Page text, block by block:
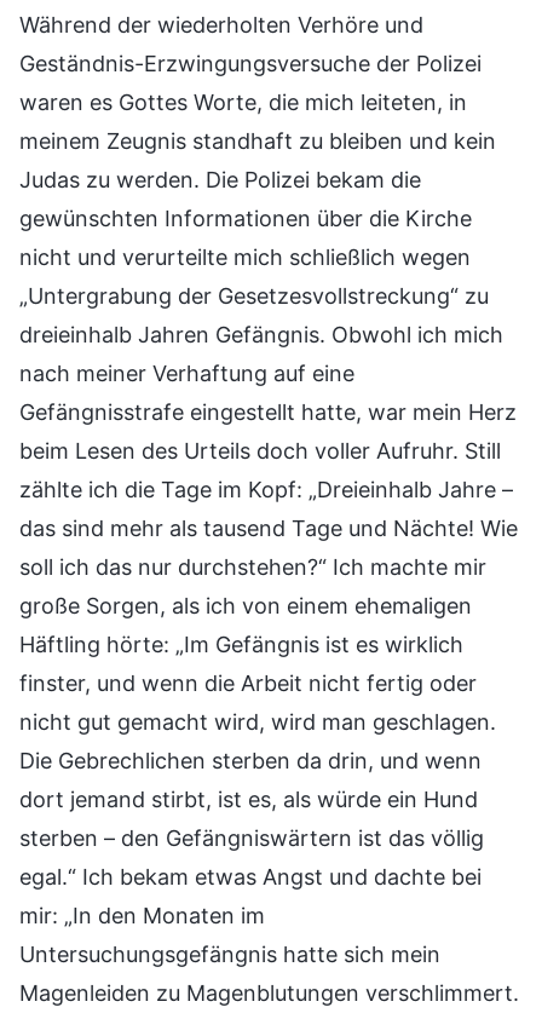
Während der wiederholten Verhöre und
Geständnis-Erzwingungsversuche der Polizei
waren es Gottes Worte, die mich leiteten, in
meinem Zeugnis standhaft zu bleiben und kein
Judas zu werden. Die Polizei bekam die
gewünschten Informationen über die Kirche
nicht und verurteilte mich schließlich wegen
„Untergrabung der Gesetzesvollstreckung“ zu
dreieinhalb Jahren Gefängnis. Obwohl ich mich
nach meiner Verhaftung auf eine
Gefängnisstrafe eingestellt hatte, war mein Herz
beim Lesen des Urteils doch voller Aufruhr. Still
zählte ich die Tage im Kopf: „Dreieinhalb Jahre –
das sind mehr als tausend Tage und Nächte! Wie
soll ich das nur durchstehen?“ Ich machte mir
große Sorgen, als ich von einem ehemaligen
Häftling hörte: „Im Gefängnis ist es wirklich
finster, und wenn die Arbeit nicht fertig oder
nicht gut gemacht wird, wird man geschlagen.
Die Gebrechlichen sterben da drin, und wenn
dort jemand stirbt, ist es, als würde ein Hund
sterben – den Gefängniswärtern ist das völlig
egal.“ Ich bekam etwas Angst und dachte bei
mir: „In den Monaten im
Untersuchungsgefängnis hatte sich mein
Magenleiden zu Magenblutungen verschlimmert.